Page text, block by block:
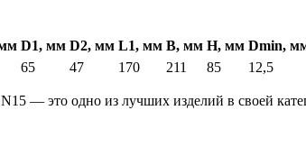
D1, мм D2, мм L1, мм B, мм H, мм Dmin,
65 47 170 211 85 12,5
— это одно из лучших изделий в своей